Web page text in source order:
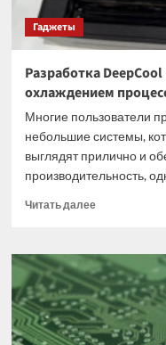
Гаджеты
Разработка
охлаждением
Многие пользователи
небольшие системы,
выглядят прилично и
производительность,
Читать далееПрочитать
Разработка
DeepCool
решает
проблему
с
охлаждением